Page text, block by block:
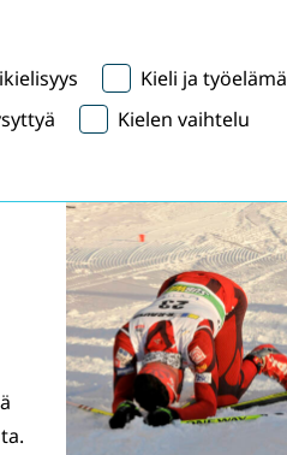
Kieli ja työelämä
Kielen vaihtelu